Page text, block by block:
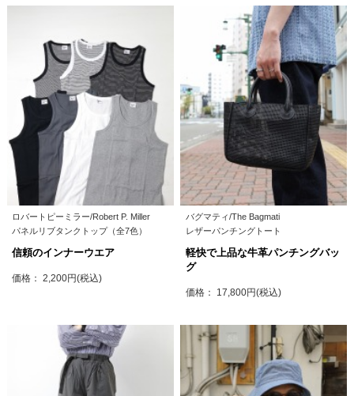
ロバートピーミラー/Robert P. Miller
パネルリブタンクトップ（全7色）
信頼のインナーウエア
価格： 2,200円(税込)
バグマティ/The Bagmati
レザーパンチングトート
軽快で上品な牛革パンチングバッ
グ
価格： 17,800円(税込)